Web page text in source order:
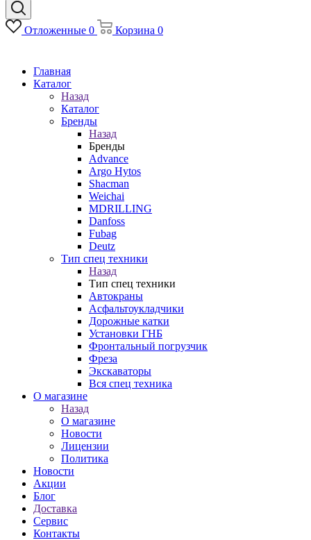
Отложенные 0 Корзина 0
Главная
Каталог
Назад
Каталог
Бренды
Назад
Бренды
Advance
Argo Hytos
Shacman
Weichai
MDRILLING
Danfoss
Fubag
Deutz
Тип спец техники
Назад
Тип спец техники
Автокраны
Асфальтоукладчики
Дорожные катки
Установки ГНБ
Фронтальный погрузчик
Фреза
Экскаваторы
Вся спец техника
О магазине
Назад
О магазине
Новости
Лицензии
Политика
Новости
Акции
Блог
Доставка
Сервис
Контакты